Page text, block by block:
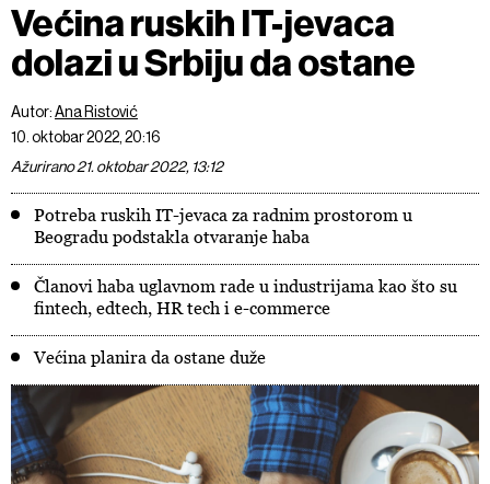
Većina ruskih IT-jevaca
dolazi u Srbiju da ostane
Autor:Ana Ristović
10. oktobar 2022, 20:16
Ažurirano 21. oktobar 2022, 13:12
Potreba ruskih IT-jevaca za radnim prostorom u
Beogradu podstakla otvaranje haba
Članovi haba uglavnom rade u industrijama kao što su
fintech, edtech, HR tech i e-commerce
Većina planira da ostane duže